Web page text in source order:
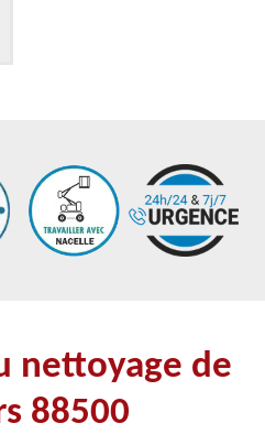
nettoyage de
88500